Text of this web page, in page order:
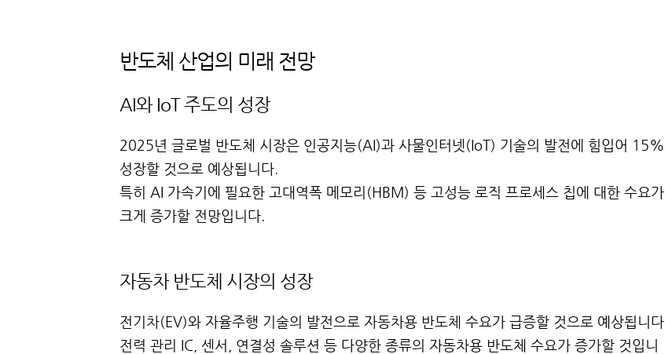
반도체 산업의 미래 전망
AI와 IoT 주도의 성장
2025년 글로벌 반도체 시장은 인공지능(AI)과 사물인터넷(IoT) 기술의 발전에 힘입어 15%
성장할 것으로 예상됩니다.
특히 AI 가속기에 필요한 고대역폭 메모리(HBM) 등 고성능 로직 프로세스 칩에 대한 수요가
크게 증가할 전망입니다.
자동차 반도체 시장의 성장
전기차(EV)와 자율주행 기술의 발전으로 자동차용 반도체 수요가 급증할 것으로 예상됩니다.
전력 관리 IC, 센서, 연결성 솔루션 등 다양한 종류의 자동차용 반도체 수요가 증가할 것입니